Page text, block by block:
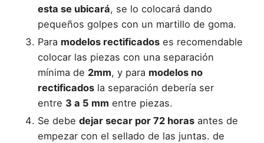
esta se ubicará, se lo colocará dando
pequeños golpes con un martillo de goma.
Para modelos rectificados es recomendable
colocar las piezas con una separación
mínima de 2mm, y para modelos no
rectificados la separación debería ser
entre 3 a 5 mm entre piezas.
Se debe dejar secar por 72 horas antes de
empezar con el sellado de las juntas. de